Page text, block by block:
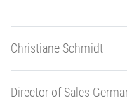
Christiane Schmidt
Director of Sales